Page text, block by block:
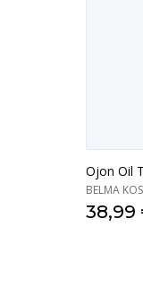
Ojon Oil
BELMA
38,99